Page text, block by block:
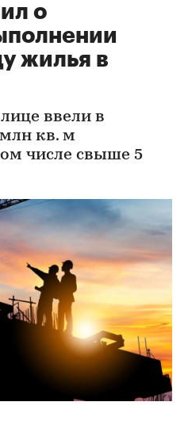
о
жилья в
ввели в
кв. м
числе свыше 5